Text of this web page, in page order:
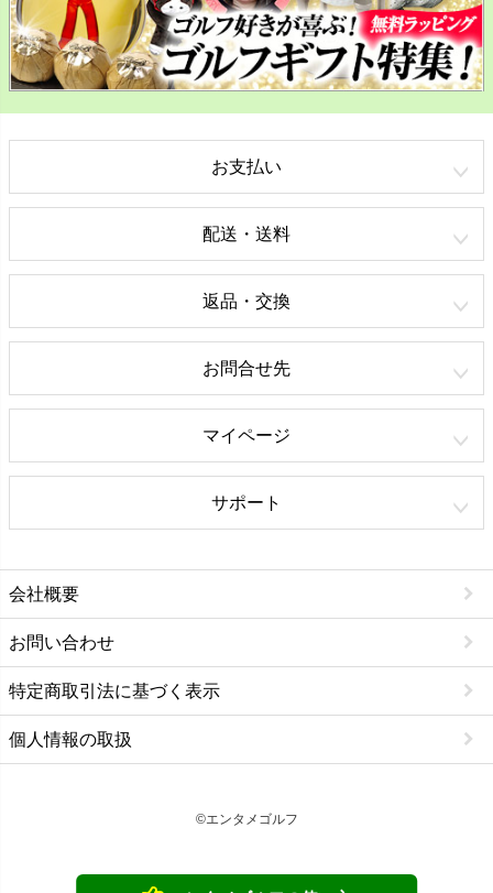
お支払い
配送・送料
返品・交換
お問合せ先
マイページ
サポート
会社概要
お問い合わせ
特定商取引法に基づく表示
個人情報の取扱
©エンタメゴルフ